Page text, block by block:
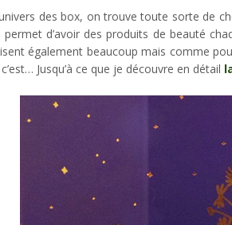
des box, on trouve toute sorte de
permet d’avoir des produits de beauté
également beaucoup mais comme
Jusqu’à ce que je découvre en détail